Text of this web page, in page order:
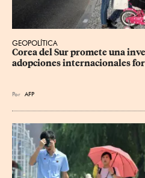
GEOPOLÍTICA
Corea del Sur promete una
adopciones internacionales
Por AFP